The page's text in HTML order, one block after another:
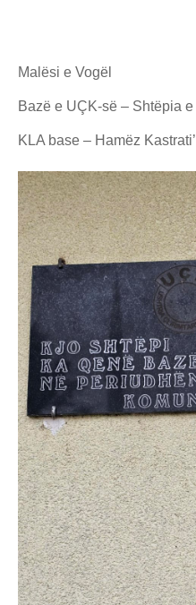
Malësi e Vogël
Bazë e UÇK-së – Shtëpia
KLA base – Hamëz